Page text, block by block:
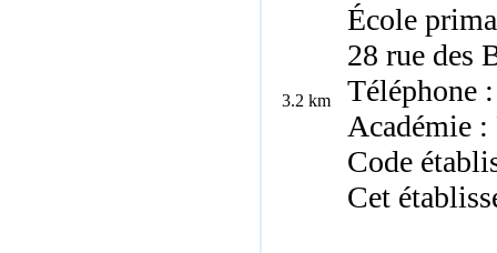
3.2 km
École
28 rue des
Téléphone
Académie :
Code
Cet